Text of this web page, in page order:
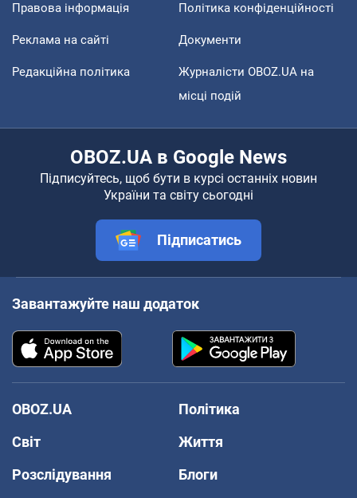
Правова інформація Політика конфіденційності
Реклама на сайті Документи
Редакційна політика
Журналісти OBOZ.UA на
місці подій
OBOZ.UA в Google News
Підписуйтесь, щоб бути в курсі останніх новин
України та світу сьогодні
Підписатись
Завантажуйте наш додаток
OBOZ.UA
Політика
Світ
Життя
Розслідування
Блоги